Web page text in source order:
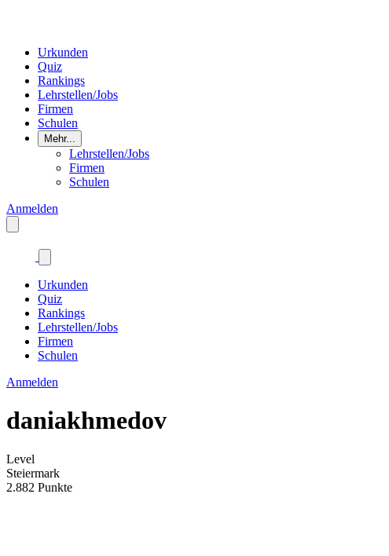
Urkunden
Quiz
Rankings
Lehrstellen/Jobs
Firmen
Schulen
Mehr...
Lehrstellen/Jobs
Firmen
Schulen
Anmelden
Urkunden
Quiz
Rankings
Lehrstellen/Jobs
Firmen
Schulen
Anmelden
daniakhmedov
Level
Steiermark
2.882 Punkte